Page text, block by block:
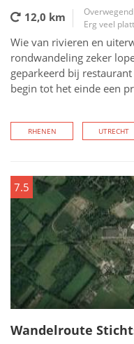
12,0 km
Erg veel
Wie van rivieren en
rondwandeling zeker
geparkeerd bij
begin tot het einde een
RHENEN UTRECHT
7.5
Wandelroute